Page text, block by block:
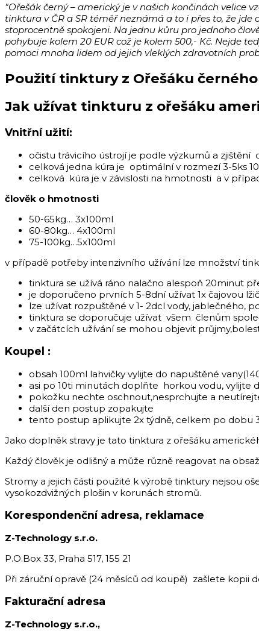
"Ořešák černý – americký je v našich končinách velice
tinktura v ČR a SR téměř neznámá a to i přes to, že
stoprocentně spokojeni. Na jednu kůru pro jednoho
pohybuje kolem 20 EUR což je kolem 500,- Kč. Nejde
pomoci mnoha lidem od jejich vleklých zdravotních
Použití tinktury z Ořešáku
Jak užívat tinkturu z ořešáku
Vnitřní užití:
očistu trávicího ústrojí je podle výzkumů a
celková jedna kúra je optimální v rozmezí 3-5ks
celková kúra je v závislosti na hmotnosti a v
člověk o hmotnosti
50-65kg… 3x100ml
60-80kg… 4x100ml
75-100kg…5x100ml
v případě potřeby intenzivního užívání lze množství
tinktura se užívá ráno nalačno alespoň 20minut
je doporučeno prvních 5-8dní užívat 1x čajovou
lze užívat rozpuštěné v 1- 2dcl vody, jablečného,
tinktura se doporučuje užívat všem členům
v začátcích užívání se mohou objevit
Koupel :
obsah 100ml lahvičky vylijte do napuštěné
asi po 10ti minutách doplňte horkou vodu, vylijte
pokožku nechte oschnout,nesprchujte a
další den postup zopakujte
tento postup aplikujte 2x týdně, celkem po dobu
Jako doplněk stravy je tato tinktura z ořešáku
Každý člověk je odlišný a může různě reagovat na
Stromy a jejich části použité k výrobě tinktury nejsou
vysokozdvižných plošin v korunách stromů.
Korespondenční adresa, reklamace
Z-Technology s.r.o.
P.O.Box 33, Praha 517, 155 21
Při záruční opravě (24 měsíců od koupě) zašlete kopii
Fakturační adresa
Z-Technology s.r.o.,